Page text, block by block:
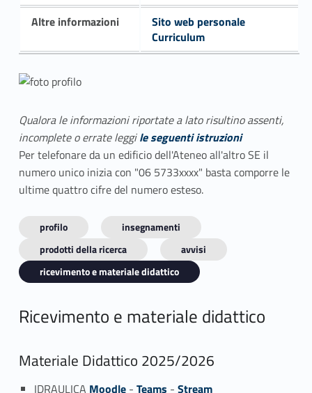
Altre informazioni
Sito web personale
Curriculum
Qualora le informazioni riportate a lato risultino assenti,
incomplete o errate leggile seguenti istruzioni
Per telefonare da un edificio dell'Ateneo all'altro SE il
numero unico inizia con "06 5733xxxx" basta comporre le
ultime quattro cifre del numero esteso.
profilo
insegnamenti
prodotti della ricerca
avvisi
ricevimento e materiale didattico
Ricevimento e materiale didattico
Materiale Didattico 2025/2026
IDRAULICA Moodle- Teams - Stream